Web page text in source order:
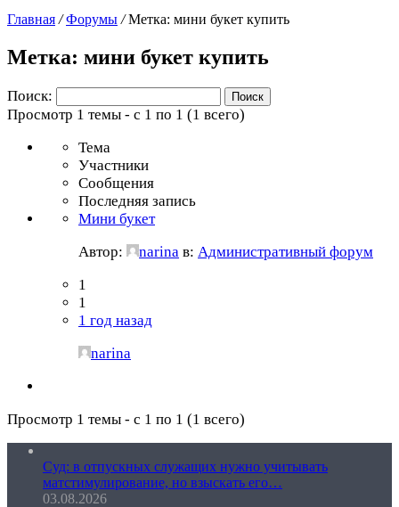
Главная / Форумы / Метка: мини букет купить
Метка: мини букет купить
Поиск:
Просмотр 1 темы - с 1 по 1 (1 всего)
Тема
Участники
Сообщения
Последняя запись
Мини букет
Автор:
narina в: Административный форум
1
1
1 год назад
narina
Просмотр 1 темы - с 1 по 1 (1 всего)
Суд: в отпускных служащих нужно учитывать
матстимулирование, но взыскать его…
03.08.2026